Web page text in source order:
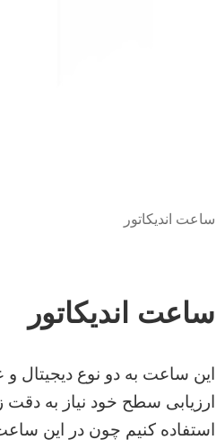
ساعت اندیکاتور
ساعت اندیکاتور
این ساعت به دو نوع دیجیتال
ارزیابی سطح خود نیاز به دقت
استفاده کنیم چون در این